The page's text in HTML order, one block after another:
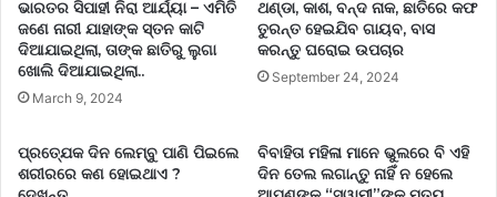
ଭାରତର ସିପାହୀ ନିରା ଆର୍ଯ୍ୟା – ଏମିତି
ଜଣେ ନାରୀ ଯାହାଙ୍କ ସ୍ତନ କାଟି
ଦିଆଯାଇଥିଲା, ତାଙ୍କ ଛାତିରୁ ଲୁଗା
ଖୋଲି ଦିଆଯାଇଥିଲା..
March 9, 2024
ଥଣ୍ଡା, କାଶ, ବନ୍ଦ ନାକ, ଛାତିରେ କଫ
ତୁରନ୍ତ ହେଇଯିବ ଗାୟବ, ବାସ
କରନ୍ତୁ ଘରୋଇ ଉପଚାର
September 24, 2024
ପ୍ରତ୍ଯେକ ଦିନ ଲେମ୍ବୁ ପାଣି ପିଇଲେ
ଶରୀରରେ କଣ ହୋଇଥାଏ ?
ବିବାହିତା ମହିଳା ମାନେ ଭୁଲରେ ବି ଏହି
ଦିନ ତେଲ ଲଗାନ୍ତୁ ନାହିଁ ନ ହେଲେ